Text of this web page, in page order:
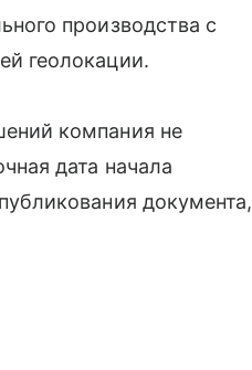
производства с
геолокации.
компания не
дата начала
документа,